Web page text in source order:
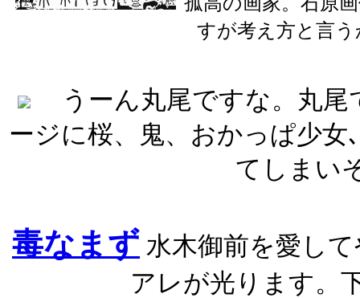
すが考え方と言う
うーん丸尾ですな。丸
ージに桜、鬼、おかっぱ少
てしまい
毒なまず 水木御前を愛し
アレが光ります。